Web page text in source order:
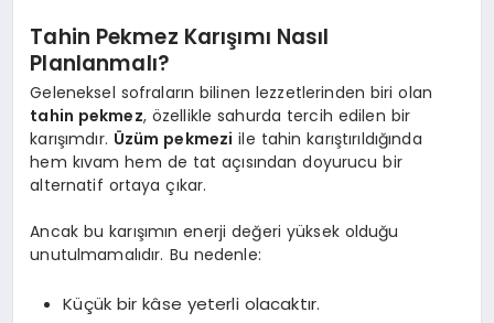
Tahin Pekmez Karışımı Nasıl
Planlanmalı?
Geleneksel sofraların bilinen lezzetlerinden biri olan
tahin pekmez, özellikle sahurda tercih edilen bir
karışımdır. Üzüm pekmezi ile tahin karıştırıldığında
hem kıvam hem de tat açısından doyurucu bir
alternatif ortaya çıkar.
Ancak bu karışımın enerji değeri yüksek olduğu
unutulmamalıdır. Bu nedenle:
Küçük bir kâse yeterli olacaktır.